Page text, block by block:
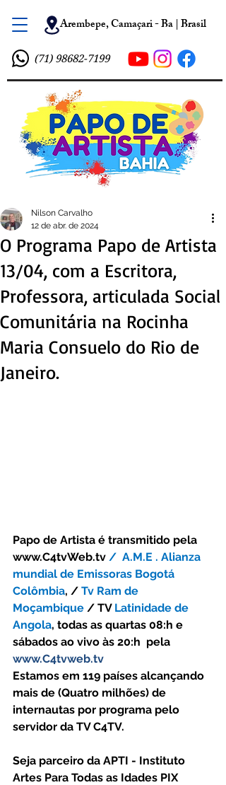
Arembepe, Camaçari - Ba | Brasil
(71) 98682-7199
O Programa Papo de Artista
13/04, com a Escritora,
Professora, articulada Social
Comunitária na Rocinha
Maria Consuelo do Rio de
Janeiro.
Nilson Carvalho
12 de abr. de 2024
Papo de Artista é transmitido pela
www.C4tvWeb.tv /  A.M.E . Alianza
mundial de Emissoras Bogotá
Colômbia, / Tv Ram de
Moçambique / TV Latinidade de
Angola, todas as quartas 08:h e
sábados ao vivo às 20:h  pela
www.C4tvweb.tv
Estamos em 119 países alcançando
mais de (Quatro milhões) de
internautas por programa pelo
servidor da TV C4TV.
Seja parceiro da APTI - Instituto
Artes Para Todas as Idades PIX